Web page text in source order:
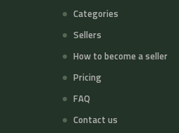
Categories
Sellers
How to become a seller
Pricing
FAQ
Contact us